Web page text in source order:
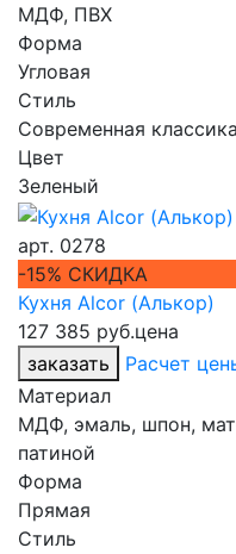
МДФ, ПВХ
Форма
Угловая
Стиль
Современная
Цвет
Зеленый
арт. 0278
-15% СКИДКА
Кухня Alcor (Алькор)
127 385 руб.цена
заказать
Расчет
Материал
МДФ, эмаль, шпон,
патиной
Форма
Прямая
Стиль